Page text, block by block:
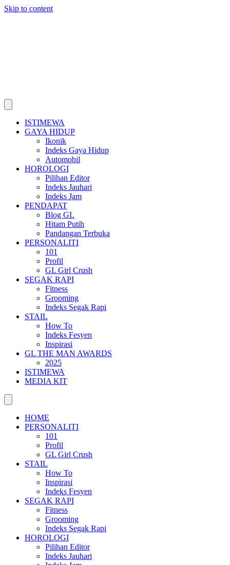
Skip to content
ISTIMEWA
GAYA HIDUP
Ikonik
Indeks Gaya Hidup
Automobil
HOROLOGI
Pilihan Editor
Indeks Jauhari
Indeks Jam
PENDAPAT
Blog GL
Hitam Putih
Pandangan Terbuka
PERSONALITI
101
Profil
GL Girl Crush
SEGAK RAPI
Fitness
Grooming
Indeks Segak Rapi
STAIL
How To
Indeks Fesyen
Inspirasi
GL THE MAN AWARDS
2025
ISTIMEWA
MEDIA KIT
HOME
PERSONALITI
101
Profil
GL Girl Crush
STAIL
How To
Inspirasi
Indeks Fesyen
SEGAK RAPI
Fitness
Grooming
Indeks Segak Rapi
HOROLOGI
Pilihan Editor
Indeks Jauhari